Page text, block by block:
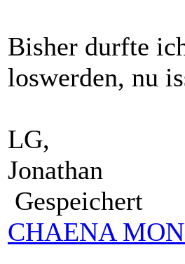
Bisher durfte
loswerden, nu
LG,
Jonathan
Gespeichert
CHAENA